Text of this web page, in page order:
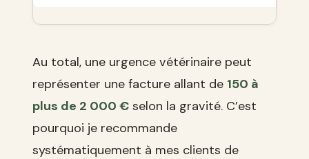
Au total, une urgence vétérinaire peut
représenter une facture allant de 150 à
plus de 2 000 € selon la gravité. C’est
pourquoi je recommande
systématiquement à mes clients de